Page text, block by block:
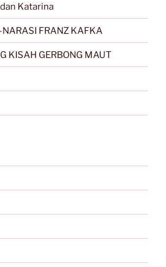
Katarina
FRANZ KAFKA
KISAH GERBONG MAUT